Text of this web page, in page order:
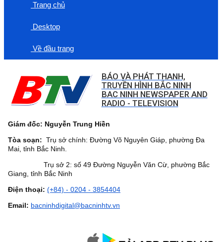
Trang chủ
Desktop
Về đầu trang
BÁO VÀ PHÁT THANH,
TRUYỀN HÌNH BẮC NINH
BAC NINH NEWSPAPER AND
RADIO - TELEVISION
Giám đốc: Nguyễn Trung Hiền
Tòa soạn: Trụ sở chính: Đường Võ Nguyên Giáp, phường Đa
Mai, tỉnh Bắc Ninh.
Trụ sở 2: số 49 Đường Nguyễn Văn Cừ, phường Bắc
Giang, tỉnh Bắc Ninh
Điện thoại: (+84) - 0204 - 3854404
Email: bacninhdigital@bacninhtv.vn